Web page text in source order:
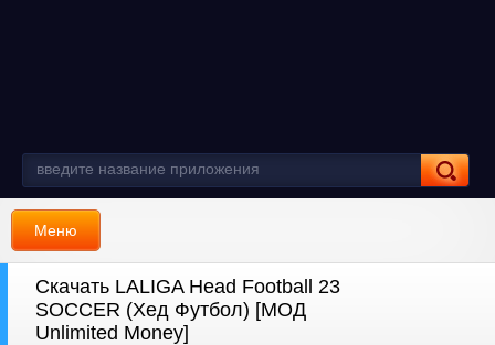
Меню
Скачать LALIGA Head Football 23
SOCCER (Хед Футбол) [МОД
Unlimited Money]